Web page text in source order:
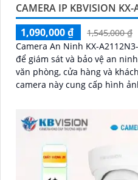
CAMERA IP KBVISION
1,090,000 ₫
1,545,000 ₫
Camera An Ninh KX-
để giám sát và bảo vệ an
văn phòng, cửa hàng và khách sạn. Với độ phân
camera này cung cấp hình